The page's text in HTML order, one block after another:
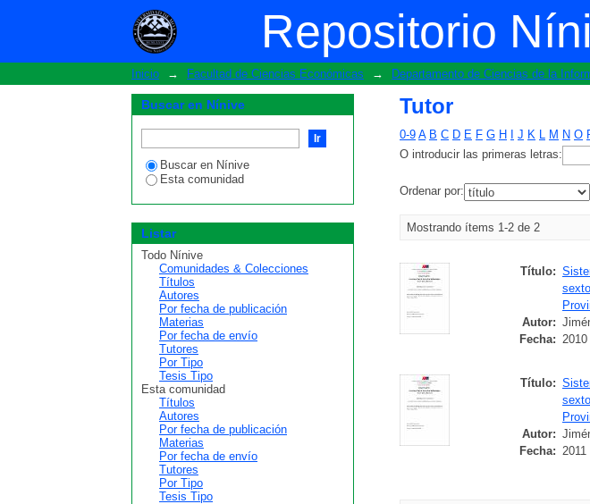
Repositorio
Tutor
Inicio → Facultad de Ciencias Económicas → Departamento de Ciencias de la
Tutor
0-9 A B C D E F G H J K L M N O
O introducir las primeras letras:
Ordenar por:
Mostrando ítems 1-2 de 2
Título:
Autor:
Fecha: 2010
Título:
Autor:
Fecha: 2011
Buscar en Nínive
Buscar en Nínive
Esta comunidad
Listar
Todo Nínive
Comunidades & Colecciones
Títulos
Autores
Por fecha de publicación
Materias
Por fecha de envío
Tutores
Por Tipo
Tesis Tipo
Esta comunidad
Títulos
Autores
Por fecha de publicación
Materias
Por fecha de envío
Tutores
Por Tipo
Tesis Tipo